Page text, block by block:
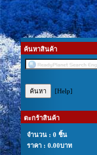
ค้นหาสินค้า
[Help]
ตะกร้าสินค้า
จำนวน : 0 ชิ้น
ราคา : 0.00บาท